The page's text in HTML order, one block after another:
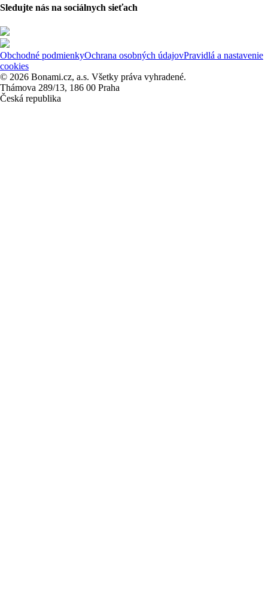
Sledujte nás na sociálnych sieťach
Obchodné podmienkyOchrana osobných údajovPravidlá a nastavenie
cookies
© 2026 Bonami.cz, a.s. Všetky práva vyhradené.
Thámova 289/13, 186 00 Praha
Česká republika